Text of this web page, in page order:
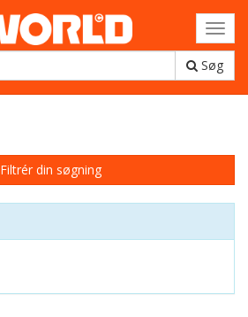
Søg
Filtrér din søgning